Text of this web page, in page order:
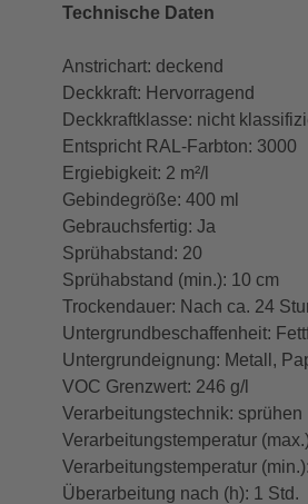
Technische Daten
Anstrichart: deckend
Deckkraft: Hervorragend
Deckkraftklasse: nicht
Entspricht RAL-Farbton: 3000
Ergiebigkeit: 2 m²/l
Gebindegröße: 400 ml
Gebrauchsfertig: Ja
Sprühabstand: 20
Sprühabstand (min.): 10 cm
Trockendauer: Nach ca. 24
Untergrundbeschaffenheit:
Untergrundeignung: Metall,
VOC Grenzwert: 246 g/l
Verarbeitungstechnik: sprühen
Verarbeitungstemperatur
Verarbeitungstemperatur
Überarbeitung nach (h): 1 Std.